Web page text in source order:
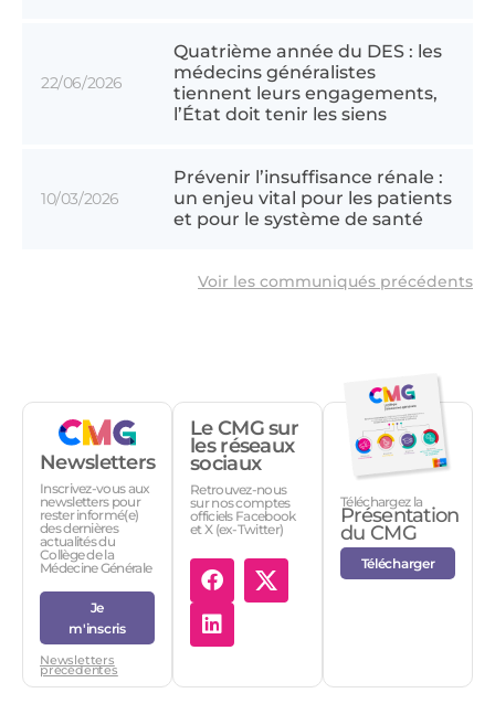
22/06/2026
Quatrième année du DES : les
médecins généralistes
tiennent leurs engagements,
l’État doit tenir les siens
10/03/2026
Prévenir l’insuffisance rénale :
un enjeu vital pour les patients
et pour le système de santé
Voir les communiqués précédents
Newsletters
Inscrivez-vous aux
newsletters pour
rester informé(e)
des dernières
actualités du
Collège de la
Médecine Générale
Je
m'inscris
Newsletters
précédentes
Le CMG sur
les réseaux
sociaux
Retrouvez-nous
sur nos comptes
officiels Facebook
et X (ex-Twitter)
Téléchargez la
Présentation
du CMG
Télécharger